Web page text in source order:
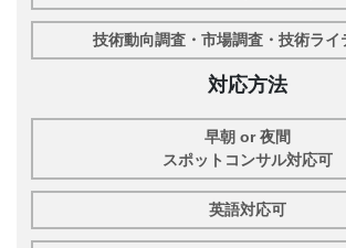
技術動向調査・市場調査・技術ライ
対応方法
早朝 or 夜間
スポットコンサル対応可
英語対応可